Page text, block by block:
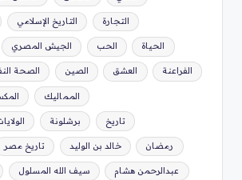
التاريخ الإسلامي التجارة
الجيش المصري الحب الحياة
الصحة الصين العشق الفراعنة
المماليك
برشلونة تاريخ
تاريخ مصر خالد بن الوليد رمضان
سيف الله المسلول عبدالرحمن هشام